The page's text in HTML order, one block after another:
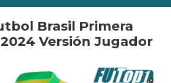
Brasil Primera
Versión Jugador